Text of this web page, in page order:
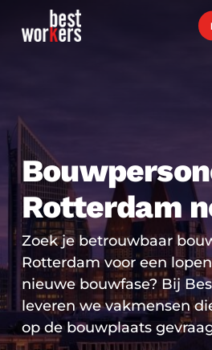
Rotterdam
Zoek je betrouwbaar
Rotterdam voor een
nieuwe bouwfase? Bij
leveren we vakmensen
op de bouwplaats